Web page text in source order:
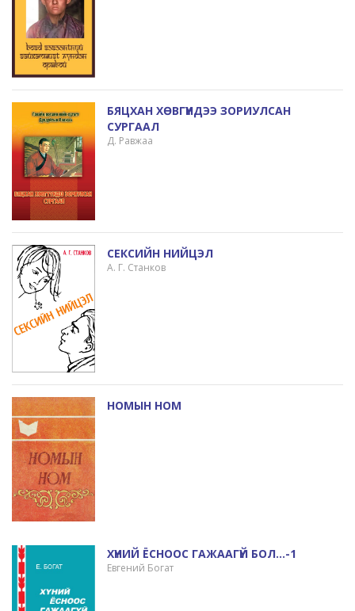
БЯЦХАН ХӨВГҮҮНДЭЭ ЗОРИУЛСАН
СУРГААЛ
Д. Равжаа
СЕКСИЙН НИЙЦЭЛ
А. Г. Станков
НОМЫН НОМ
ХҮНИЙ ЁСНООС ГАЖААГҮЙ БОЛ...-1
Евгений Богат